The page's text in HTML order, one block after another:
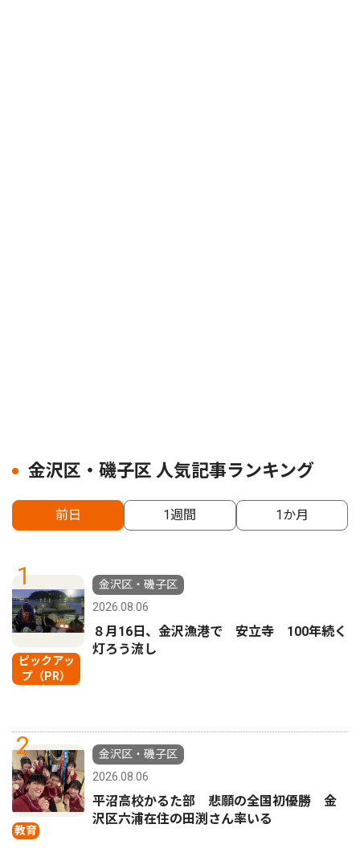
金沢区・磯子区 人気記事ランキング
前日 1週間 1か月
1
ピックアッ
プ（PR）
金沢区・磯子区
2026.08.06
８月16日、金沢漁港で 安立寺 100年続く
灯ろう流し
2
教育
金沢区・磯子区
2026.08.06
平沼高校かるた部 悲願の全国初優勝 金
沢区六浦在住の田渕さん率いる